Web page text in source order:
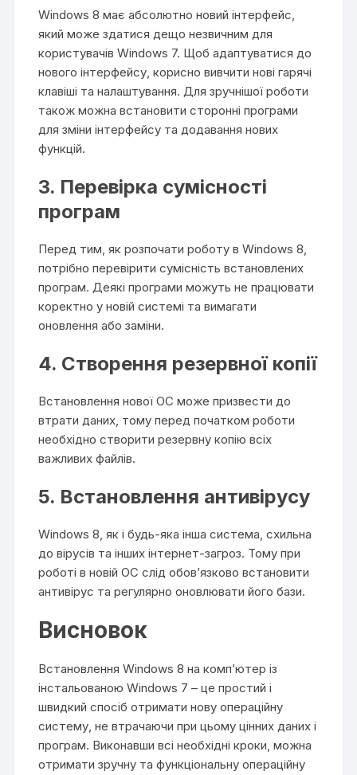
Windows 8 має абсолютно новий інтерфейс,
який може здатися дещо незвичним для
користувачів Windows 7. Щоб адаптуватися до
нового інтерфейсу, корисно вивчити нові гарячі
клавіші та налаштування. Для зручнішої роботи
також можна встановити сторонні програми
для зміни інтерфейсу та додавання нових
функцій.
3. Перевірка сумісності
програм
Перед тим, як розпочати роботу в Windows 8,
потрібно перевірити сумісність встановлених
програм. Деякі програми можуть не працювати
коректно у новій системі та вимагати
оновлення або заміни.
4. Створення резервної копії
Встановлення нової ОС може призвести до
втрати даних, тому перед початком роботи
необхідно створити резервну копію всіх
важливих файлів.
5. Встановлення антивірусу
Windows 8, як і будь-яка інша система, схильна
до вірусів та інших інтернет-загроз. Тому при
роботі в новій ОС слід обов’язково встановити
антивірус та регулярно оновлювати його бази.
Висновок
Встановлення Windows 8 на комп’ютер із
інстальованою Windows 7 – це простий і
швидкий спосіб отримати нову операційну
систему, не втрачаючи при цьому цінних даних і
програм. Виконавши всі необхідні кроки, можна
отримати зручну та функціональну операційну